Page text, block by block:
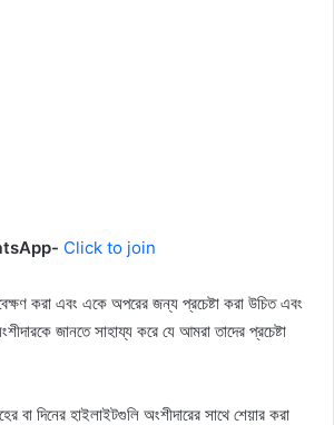
Click to join
করা এবং একে অপরের জন্য প্রচেষ্টা করা উচিত এবং
জানতে সাহায্য করে যে আমরা তাদের প্রচেষ্টা
বা দিনের হাইলাইটগুলি অংশীদারের সাথে শেয়ার করা